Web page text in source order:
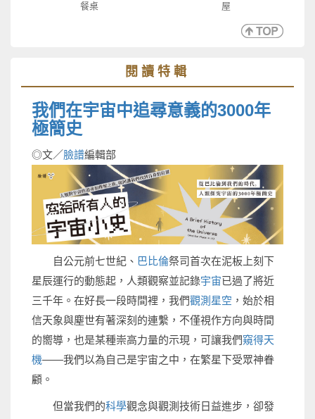
餐桌 屋
閱讀特輯
我們在宇宙中追尋意義的3000年
極簡史
◎文／臉譜編輯部
自公元前七世紀、 巴比倫祭司首次在泥板上刻下
星辰運行的動態起，人類觀察並記錄宇宙已過了將近
三千年。在好長一段時間裡，我們觀測星空 ，始於相
信天象與塵世有著深刻的連繫，不僅視作方向與時間
的嚮導，也是某種崇高力量的示現，可讓我們窺得天
機——我們以為自己是宇宙之中，在繁星下受眾神眷
顧。
但當我們的科學觀念與觀測技術日益進步，卻發